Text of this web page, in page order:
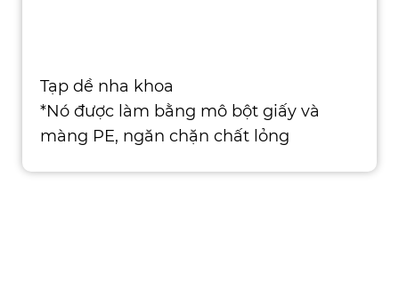
Tạp dề nha khoa
*Nó được làm bằng mô bột giấy và
màng PE, ngăn chặn chất lỏng